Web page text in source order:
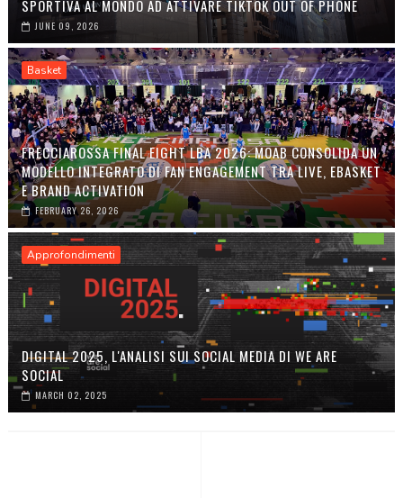
SPORTIVA AL MONDO AD ATTIVARE TIKTOK OUT OF PHONE
JUNE 09, 2026
Basket
FRECCIAROSSA FINAL EIGHT LBA 2026: MOAB CONSOLIDA UN
MODELLO INTEGRATO DI FAN ENGAGEMENT TRA LIVE, EBASKET
E BRAND ACTIVATION
FEBRUARY 26, 2026
Approfondimenti
DIGITAL 2025, L'ANALISI SUI SOCIAL MEDIA DI WE ARE
SOCIAL
MARCH 02, 2025